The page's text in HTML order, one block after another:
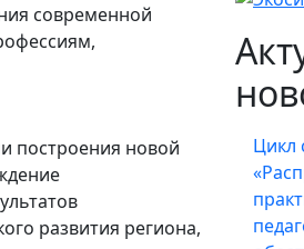
современной
построения новой
развития региона,
Цикл